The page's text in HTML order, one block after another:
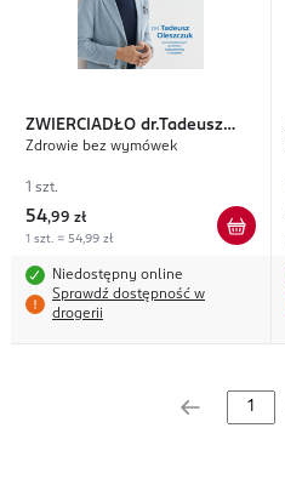
ZWIERCIADŁO dr.Tadeusz
Oleszczuk
Zdrowie bez wymówek
1 szt.
54,99 zł
1 szt. = 54,99 zł
Niedostępny online
Sprawdź dostępność w
drogerii